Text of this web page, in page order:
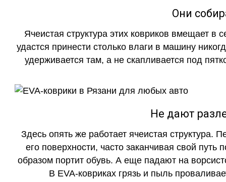
Они
Ячеистая структура этих ковриков вмещает в
удастся принести столько влаги в машину
удерживается там, а не скапливается под
Не дают
Здесь опять же работает ячеистая структура.
его поверхности, часто заканчивая свой
образом портит обувь. А еще падают на
В EVA-ковриках грязь и пыль